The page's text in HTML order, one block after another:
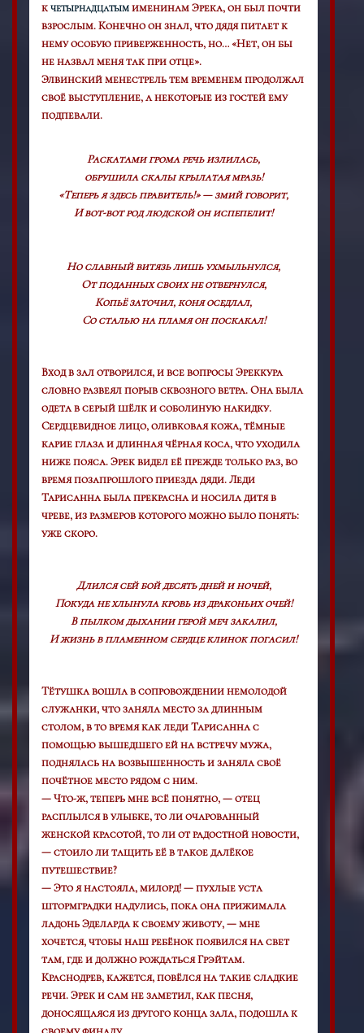
кчетырнадцатымименинам Эрека, он был почти
взрослым. Конечно он знал, что дядя питает к
нему особую приверженность, но… «Нет, он бы
не назвал меня так при отце».
Элвинский менестрель тем временем продолжал
своё выступление, а некоторые из гостей ему
подпевали.
Раскатами грома речь излилась,
обрушила скалы крылатая мразь!
«Теперь я здесь правитель!» — змий говорит,
И вот-вот род людской он испепелит!
Но славный витязь лишь ухмыльнулся,
От поданных своих не отвернулся,
Копьё заточил, коня оседлал,
Со сталью на пламя он поскакал!
Вход в зал отворился, и все вопросы Эреккура
словно развеял порыв сквозного ветра. Она была
одета в серый шёлк и соболиную накидку.
Сердцевидное лицо, оливковая кожа, тёмные
карие глаза и длинная чёрная коса, что уходила
ниже пояса. Эрек видел её прежде только раз, во
время позапрошлого приезда дяди. Леди
Тарисанна была прекрасна и носила дитя в
чреве, из размеров которого можно было понять:
уже скоро.
Длился сей бой десять дней и ночей,
Покуда не хлынула кровь из драконьих очей!
В пылком дыхании герой меч закалил,
И жизнь в пламенном сердце клинок погасил!
Тётушка вошла в сопровождении немолодой
служанки, что заняла место за длинным
столом, в то время как леди Тарисанна с
помощью вышедшего ей на встречу мужа,
поднялась на возвышенность и заняла своё
почётное место рядом с ним.
— Что-ж, теперь мне всё понятно, — отец
расплылся в улыбке, то ли очарованный
женской красотой, то ли от радостной новости,
— стоило ли тащить её в такое далёкое
путешествие?
— Это я настояла, милорд! — пухлые уста
штормградки надулись, пока она прижимала
ладонь Эделарда к своему животу, — мне
хочется, чтобы наш ребёнок появился на свет
там, где и должно рождаться Грэйтам.
Краснодрев, кажется, повёлся на такие сладкие
речи. Эрек и сам не заметил, как песня,
доносящаяся из другого конца зала, подошла к